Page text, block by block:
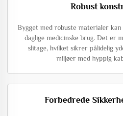
Robust
Bygget med robuste materialer
daglige medicinske brug. Det er
slitage, hvilket sikrer pålidelig
miljøer med hyppig
Forbedrede